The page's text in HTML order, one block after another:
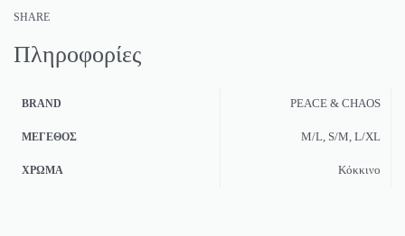
SHARE
Πληροφορίες
BRAND PEACE & CHAOS
ΜΈΓΕΘΟΣ M/L, S/M, L/XL
ΧΡΏΜΑ Κόκκινο